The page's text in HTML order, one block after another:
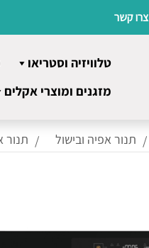
צרו קשר
טלוויזיה וסטריאו
מזגנים ומוצרי אקלים
תנור אפיה ובישול תנור